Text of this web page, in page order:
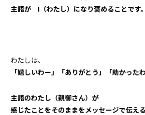
主語が I（わたし）になり褒めることです。
わたしは、
「嬉しいわー」「ありがとう」「助かったわ
主語のわたし（親御さん）が
感じたことをそのままをメッセージで伝え